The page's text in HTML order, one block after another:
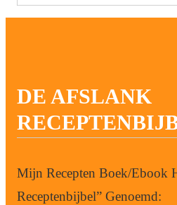
DE AFSLANK
Mijn Recepten Boek/Ebook
Receptenbijbel” Genoemd: